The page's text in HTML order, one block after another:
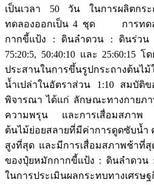
เป็นเวลา 50 วัน ในการผลิตกระ
ทดลองออกเป็น 4 ชุด การทดล
กากขี้แป้ง : ดินลำดวน : ดินร่วน
75:20:5, 50:40:10 และ 25:60:15
ประสานในการขึ้นรูปกระถางต้นไ
น้ำเปล่าในอัตราส่วน 1:10 สมบัติข
พิจารณา ได้แก่ ลักษณะทางกายภ
ความพรุน และการเสื่อมสภาพ
ต้นไม้ย่อยสลายที่มีค่าการดูดซับน้ำ
สูงที่สุด และมีการเสื่อมสภาพช้าที่
ของปุ๋ยหมักกากขี้แป้ง : ดินลำดวน
ในการประเมินผลกระทบทางเศร